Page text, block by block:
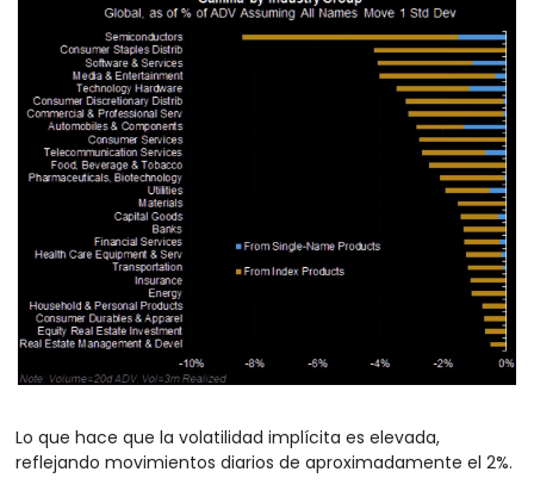
Lo que hace que la volatilidad implícita es elevada,
reflejando movimientos diarios de aproximadamente el 2%.